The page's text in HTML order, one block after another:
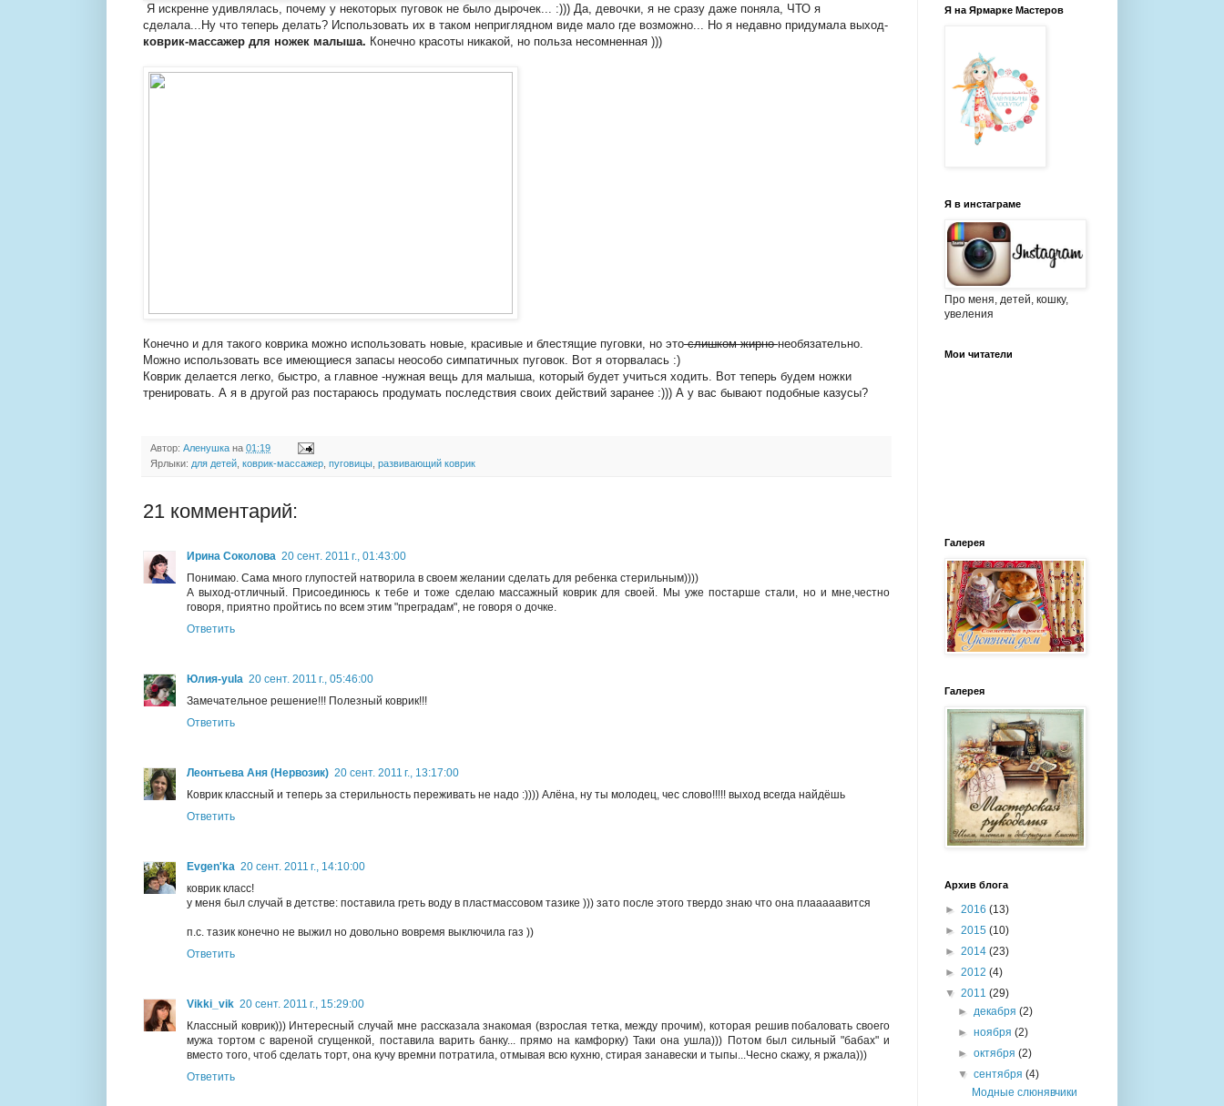
Я искренне удивлялась, почему у некоторых пуговок не было дырочек... :))) Да, девочки, я не сразу даже поняла, ЧТО я
сделала...Ну что теперь делать? Использовать их в таком неприглядном виде мало где возможно... Но я недавно придумала выход-
коврик-массажер для ножек малыша. Конечно красоты никакой, но польза несомненная )))
Конечно и для такого коврика можно использовать новые, красивые и блестящие пуговки, но этослишком жирнонеобязательно.
Можно использовать все имеющиеся запасы неособо симпатичных пуговок. Вот я оторвалась :)
Коврик делается легко, быстро, а главное -нужная вещь для малыша, который будет учиться ходить. Вот теперь будем ножки
тренировать. А я в другой раз постараюсь продумать последствия своих действий заранее :))) А у вас бывают подобные казусы?
Автор: Аленушка на 01:19
Ярлыки: для детей коврик-массажер пуговицы развивающий коврик
21 комментарий:
Ирина Соколова 20 сент. 2011 г., 01:43:00
Понимаю. Сама много глупостей натворила в своем желании сделать для ребенка стерильным))))
А выход-отличный. Присоединюсь к тебе и тоже сделаю массажный коврик для своей. Мы уже постарше стали, но и мне,честно
говоря, приятно пройтись по всем этим "преградам", не говоря о дочке.
Ответить
Юлия-yula 20 сент. 2011 г., 05:46:00
Замечательное решение!!! Полезный коврик!!!
Ответить
Леонтьева Аня (Нервозик) 20 сент. 2011 г., 13:17:00
Коврик классный и теперь за стерильность переживать не надо :)))) Алёна, ну ты молодец, чес слово!!!!! выход всегда найдёшь
Ответить
Evgen'ka 20 сент. 2011 г., 14:10:00
коврик класс!
у меня был случай в детстве: поставила греть воду в пластмассовом тазике ))) зато после этого твердо знаю что она плааааавится
п.с. тазик конечно не выжил но довольно вовремя выключила газ ))
Ответить
Vikki_vik 20 сент. 2011 г., 15:29:00
Классный коврик))) Интересный случай мне рассказала знакомая (взрослая тетка, между прочим), которая решив побаловать своего
мужа тортом с вареной сгущенкой, поставила варить банку... прямо на камфорку) Таки она ушла))) Потом был сильный "бабах" и
вместо того, чтоб сделать торт, она кучу времни потратила, отмывая всю кухню, стирая занавески и тыпы...Чесно скажу, я ржала)))
Ответить
Я на Ярмарке Мастеров
Я в инстаграме
Про меня, детей, кошку,
увеления
Мои читатели
Галерея
Галерея
Архив блога
► 2016 (13)
► 2015 (10)
► 2014 (23)
► 2012 (4)
▼ 2011 (29)
►декабря(2)
►ноября(2)
►октября(2)
▼сентября(4)
Модные слюнявчики